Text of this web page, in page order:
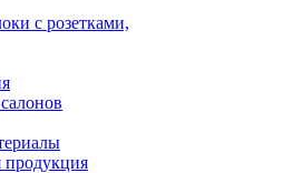
с розетками,
продукция